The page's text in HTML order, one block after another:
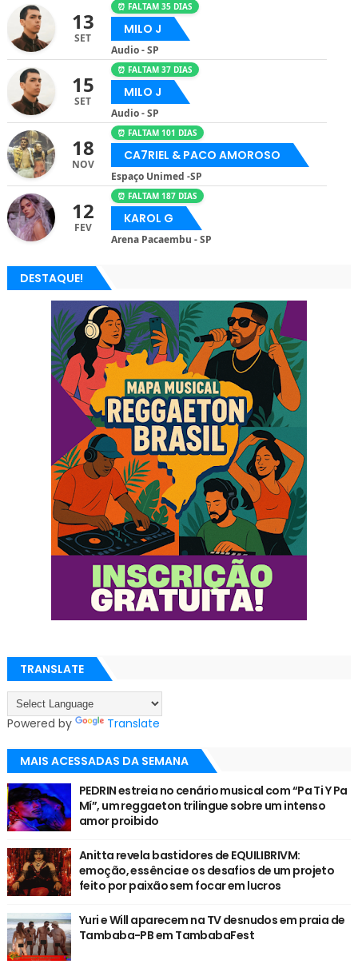
13
SET
⏰ FALTAM 35 DIAS
MILO J
Audio - SP
15
SET
⏰ FALTAM 37 DIAS
MILO J
Audio - SP
18
NOV
⏰ FALTAM 101 DIAS
CA7RIEL & PACO AMOROSO
Espaço Unimed -SP
12
FEV
⏰ FALTAM 187 DIAS
KAROL G
Arena Pacaembu - SP
DESTAQUE!
TRANSLATE
Powered by Translate
MAIS ACESSADAS DA SEMANA
PEDRIN estreia no cenário musical com “Pa Ti Y Pa
Mí”, um reggaeton trilingue sobre um intenso
amor proibido
Anitta revela bastidores de EQUILIBRIVM:
emoção, essência e os desafios de um projeto
feito por paixão sem focar em lucros
Yuri e Will aparecem na TV desnudos em praia de
Tambaba-PB em TambabaFest